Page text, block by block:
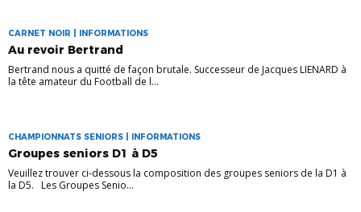
CARNET NOIR | INFORMATIONS
Au revoir Bertrand
Bertrand nous a quitté de façon brutale. Successeur de Jacques LIENARD à
la tête amateur du Football de l...
CHAMPIONNATS SENIORS | INFORMATIONS
Groupes seniors D1 à D5
Veuillez trouver ci-dessous la composition des groupes seniors de la D1 à
la D5. Les Groupes Senio...